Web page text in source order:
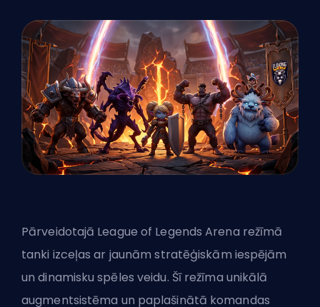
Pārveidotajā League of Legends Arena režīmā
tanki izceļas ar jaunām stratēģiskām iespējām
un dinamisku spēles veidu. Šī režīma unikālā
augmentsistēma un paplašinātā komandas